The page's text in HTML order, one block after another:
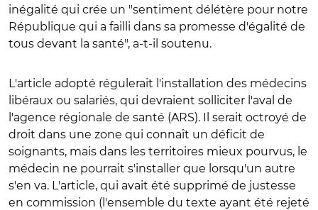
inégalité qui crée un "sentiment délétère pour notre
République qui a failli dans sa promesse d'égalité de
tous devant la santé", a-t-il soutenu.
L'article adopté régulerait l'installation des médecins
libéraux ou salariés, qui devraient solliciter l'aval de
l'agence régionale de santé (ARS). Il serait octroyé de
droit dans une zone qui connaît un déficit de
soignants, mais dans les territoires mieux pourvus, le
médecin ne pourrait s'installer que lorsqu'un autre
s'en va. L'article, qui avait été supprimé de justesse
en commission (l'ensemble du texte ayant été rejeté